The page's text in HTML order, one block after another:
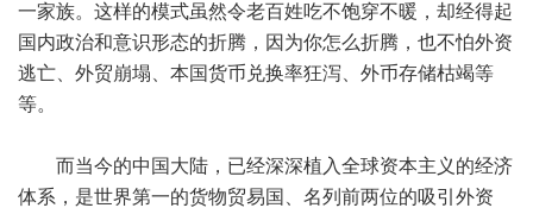
一家族。这样的模式虽然令老百姓吃不饱穿不暖，却经得起
国内政治和意识形态的折腾，因为你怎么折腾，也不怕外资
逃亡、外贸崩塌、本国货币兑换率狂泻、外币存储枯竭等
等。
而当今的中国大陆，已经深深植入全球资本主义的经济
体系，是世界第一的货物贸易国、名列前两位的吸引外资